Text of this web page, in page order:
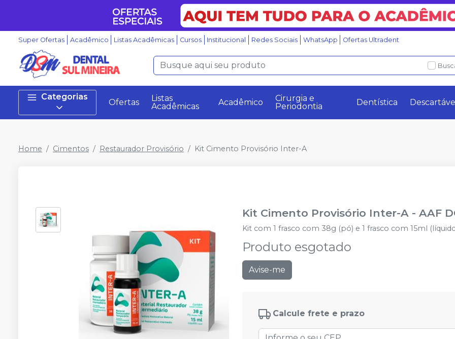
Super Ofertas Acadêmico Listas Acadêmicas Cursos Institucional Redes Sociais WhatsApp Ofertas Ultradent
Categorias
Ofertas
Listas
Acadêmicas
Acadêmico
Cirurgia e
Periodontia
Dentística
Home Cimentos Restaurador Provisório Kit Cimento Provisório Inter-A
Kit Cimento Provisório Inter-A -AAF
Kit com 1 frasco com 38g (pó) e 1 frasco com 15ml
Produto esgotado
Avise-me
Calcule frete e prazo